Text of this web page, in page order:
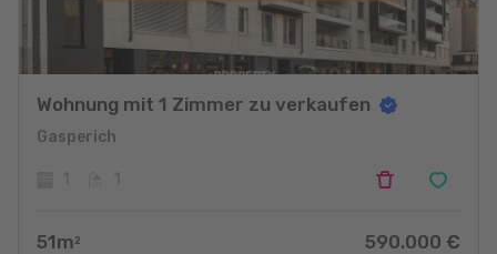
Wohnung mit 1 Zimmer zu verkaufen
Gasperich
51m 2 590.000 €